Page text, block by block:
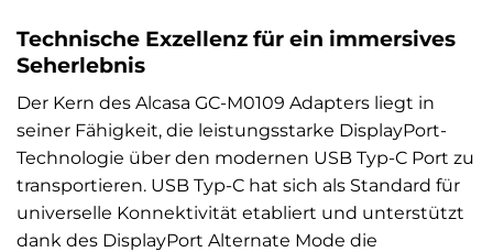
Technische Exzellenz für ein immersives
Seherlebnis
Der Kern des Alcasa GC-M0109 Adapters liegt in
seiner Fähigkeit, die leistungsstarke DisplayPort-
Technologie über den modernen USB Typ-C Port zu
transportieren. USB Typ-C hat sich als Standard für
universelle Konnektivität etabliert und unterstützt
dank des DisplayPort Alternate Mode die